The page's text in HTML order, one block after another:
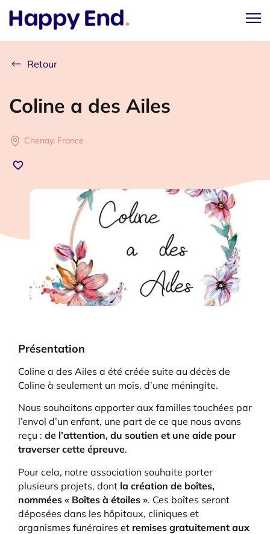
Retour
Coline a des Ailes
Chenay, France
Présentation
Coline a des Ailes a été créée suite au décès de
Coline à seulement un mois, d’une méningite.
Nous souhaitons apporter aux familles touchées par
l’envol d’un enfant, une part de ce que nous avons
reçu : de l’attention, du soutien et une aide pour
traverser cette épreuve.
Pour cela, notre association souhaite porter
plusieurs projets, dont la création de boîtes,
nommées « Boîtes à étoiles ». Ces boîtes seront
déposées dans les hôpitaux, cliniques et
organismes funéraires et remises gratuitement aux